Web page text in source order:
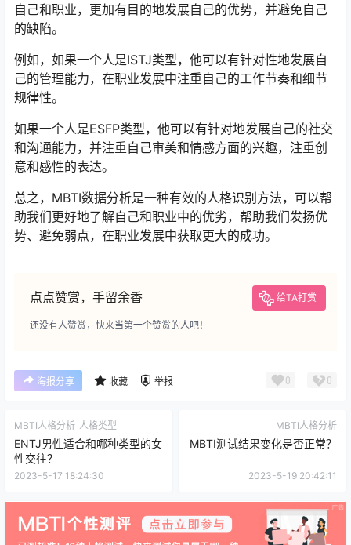
自己和职业，更加有目的地发展自己的优势，并避免自己
的缺陷。
例如，如果一个人是ISTJ类型，他可以有针对性地发展自
己的管理能力，在职业发展中注重自己的工作节奏和细节
规律性。
如果一个人是ESFP类型，他可以有针对地发展自己的社交
和沟通能力，并注重自己审美和情感方面的兴趣，注重创
意和感性的表达。
总之，MBTI数据分析是一种有效的人格识别方法，可以帮
助我们更好地了解自己和职业中的优劣，帮助我们发扬优
势、避免弱点，在职业发展中获取更大的成功。
点点赞赏，手留余香 给TA打赏
还没有人赞赏，快来当第一个赞赏的人吧！
海报分享 收藏 举报 0 0
MBTI人格分析 人格类型
ENTJ男性适合和哪种类型的女
性交往？
2023-5-17 18:24:30
MBTI人格分析
MBTI测试结果变化是否正常？
2023-5-19 20:42:11